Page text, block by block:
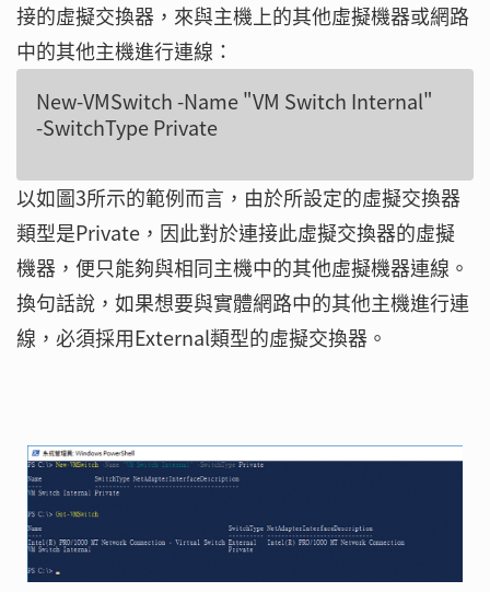
接的虛擬交換器，來與主機上的其他虛擬機器或網路
中的其他主機進行連線：
New-VMSwitch -Name "VM Switch Internal"
以如圖3所示的範例而言，由於所設定的虛擬交換器
類型是Private，因此對於連接此虛擬交換器的虛擬
機器，便只能夠與相同主機中的其他虛擬機器連線。
換句話說，如果想要與實體網路中的其他主機進行連
線，必須採用External類型的虛擬交換器。